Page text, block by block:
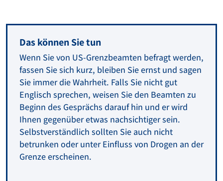
Das können Sie tun
Wenn Sie von US-Grenzbeamten befragt werden,
fassen Sie sich kurz, bleiben Sie ernst und sagen
Sie immer die Wahrheit. Falls Sie nicht gut
Englisch sprechen, weisen Sie den Beamten zu
Beginn des Gesprächs darauf hin und er wird
Ihnen gegenüber etwas nachsichtiger sein.
Selbstverständlich sollten Sie auch nicht
betrunken oder unter Einfluss von Drogen an der
Grenze erscheinen.